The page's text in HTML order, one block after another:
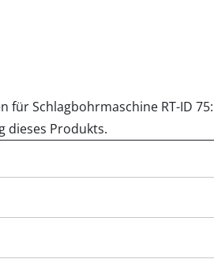
Hybrid-Kompressoren
Elektro-Kompressoren
Druckluftgeräte
für Schlagbohrmaschine RT-ID
dieses Produkts.